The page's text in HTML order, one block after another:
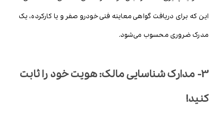
این که برای دریافت گواهی معاینه فنی خودرو صفر و یا کارکرده، یک
مدرک ضروری محسوب می‌شود.
3- مدارک شناسایی مالک: هویت خود را ثابت
کنید!